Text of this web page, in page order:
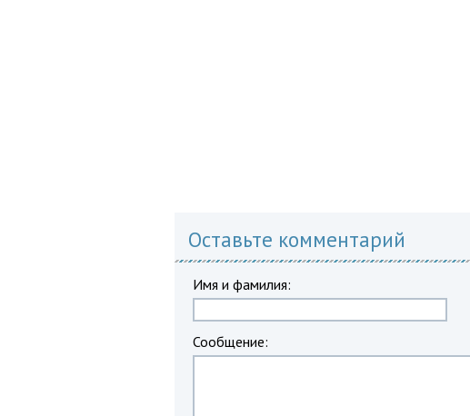
Оставьте комментарий
Имя и фамилия:
Сообщение: